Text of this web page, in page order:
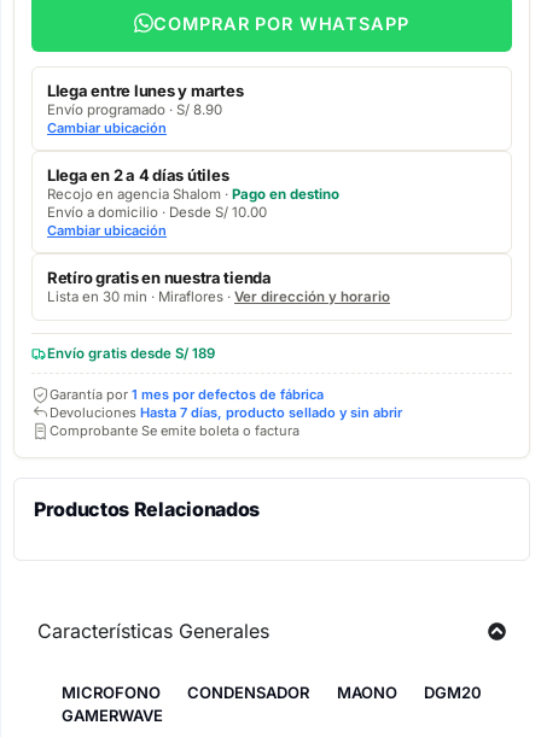
COMPRAR POR WHATSAPP
Llega entre lunes y martes
Envío programado · S/ 8.90
Cambiar ubicación
Llega en 2 a 4 días útiles
Recojo en agencia Shalom · Pago en destino
Envío a domicilio · Desde S/ 10.00
Cambiar ubicación
Retíro gratis en nuestra tienda
Lista en 30 min · Miraflores · Ver dirección y horario
Envío gratis desde S/ 189
Garantía por 1 mes por defectos de fábrica
Devoluciones Hasta 7 días, producto sellado y sin abrir
Comprobante Se emite boleta o factura
Productos Relacionados
Características Generales
MICROFONO CONDENSADOR MAONO DGM20
GAMERWAVE